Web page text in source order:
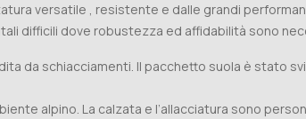
versatile , resistente e dalle grandi
difficili dove robustezza ed affidabilità sono
da schiacciamenti. Il pacchetto suola è stato
alpino. La calzata e l’allacciatura sono